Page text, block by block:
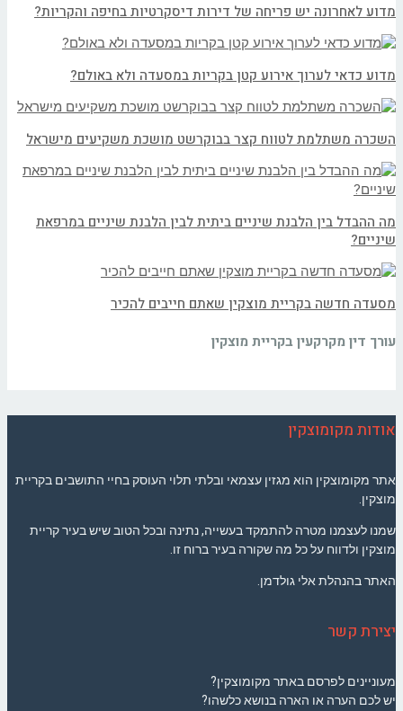
מדוע לאחרונה יש פריחה של דירות דיסקרטיות בחיפה והקריות?
מדוע כדאי לערוך אירוע קטן בקריות במסעדה ולא באולם?
השכרה משתלמת לטווח קצר בבוקרשט מושכת משקיעים מישראל
מה ההבדל בין הלבנת שיניים ביתית לבין הלבנת שיניים במרפאת
שיניים?
מסעדה חדשה בקריית מוצקין שאתם חייבים להכיר
עורך דין מקרקעין בקריית מוצקין
אודות מקומוצקין
אתר מקומוצקין הוא מגזין עצמאי ובלתי תלוי העוסק בחיי התושבים בקריית
מוצקין.
שמנו לעצמנו מטרה להתמקד בעשייה, נתינה ובכל הטוב שיש בעיר קריית
מוצקין ולדווח על כל מה שקורה בעיר ברוח זו.
האתר בהנהלת אלי גולדמן.
יצירת קשר
מעוניינים לפרסם באתר מקומוצקין?
יש לכם הערה או הארה בנושא כלשהו?